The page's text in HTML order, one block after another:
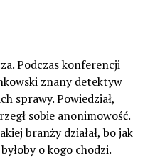
Podczas konferencji
znany detektyw
sprawy. Powiedział,
sobie anonimowość.
branży działał, bo jak
o kogo chodzi.